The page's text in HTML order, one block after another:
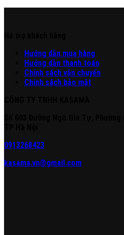
Hướng dẫn mua hàng
Hướng dẫn thanh toán
Chính sách vận chuyển
Chính sách bảo mật
0913268423
kasama.vn@gmail.com